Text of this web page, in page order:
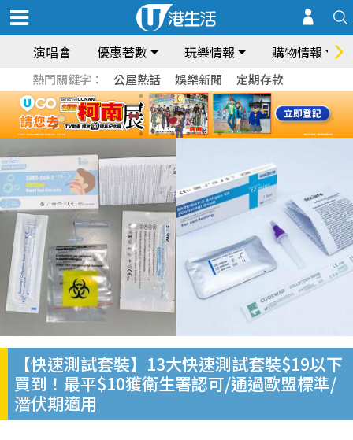
演唱會 優惠著數 玩樂情報 購物情報
熱門關鍵字： 公屋熱話 娛樂新聞 定期存款
【快速測試套裝】13大快速測試套裝$19以下
買到！最平$10獲衛生署認可/通過歐盟標準/
潛伏期適用